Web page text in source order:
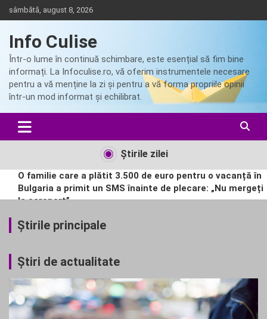
Skip
to
sâmbătă, august 8, 2026
Info Culise
Într-o lume în continuă schimbare, este esențial să fim bine
informați. La Infoculise.ro, vă oferim instrumentele necesare
pentru a vă menține la zi și pentru a vă forma propriile opinii
într-un mod informat și echilibrat.
Ştirile zilei
O familie care a plătit 3.500 de euro pentru o vacanță în
Bulgaria a primit un SMS înainte de plecare: „Nu mergeți
la aeroport”
analizează „virusul mutant” responsabil pentru epidemia
severă.
Ce conținut avea avionul cargo ucrainean Antonov lângă
care s-a descoperit o dronă cu bombă pe aeroportul din
România, Bulgaria și Spania formează un front comun în
NATO. Noi misiuni de poliție aeriană pe flancul estic.
Ştirile principale
Ştiri de actualitate